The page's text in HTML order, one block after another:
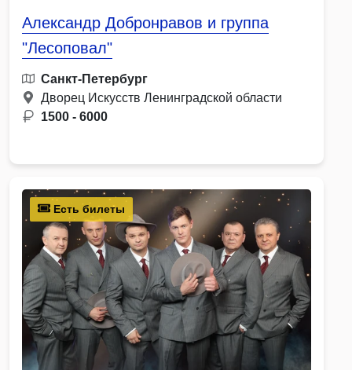
Александр Добронравов и группа
"Лесоповал"
Санкт-Петербург
Дворец Искусств Ленинградской области
1500 - 6000
Есть билеты